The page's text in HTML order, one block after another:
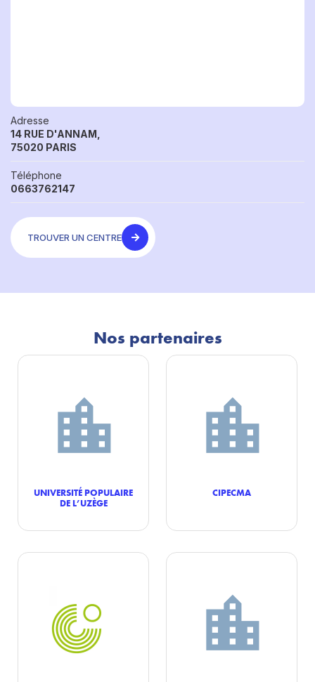
Adresse
14 RUE D'ANNAM,
75020 PARIS
Téléphone
0663762147
TROUVER UN CENTRE
Nos partenaires
UNIVERSITÉ POPULAIRE
DE L’UZÈGE
CIPECMA